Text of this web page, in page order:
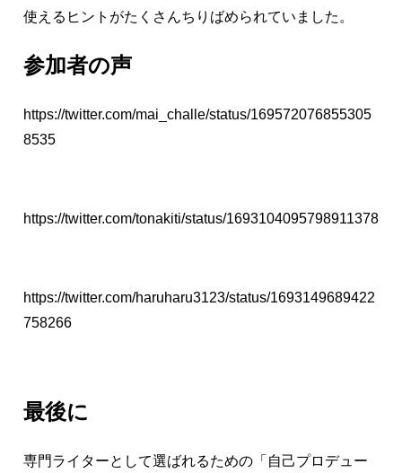
使えるヒントがたくさんちりばめられていました。
参加者の声
https://twitter.com/mai_challe/status/169572076855305
8535
https://twitter.com/tonakiti/status/1693104095798911378
https://twitter.com/haruharu3123/status/1693149689422
758266
最後に
専門ライターとして選ばれるための「自己プロデュー